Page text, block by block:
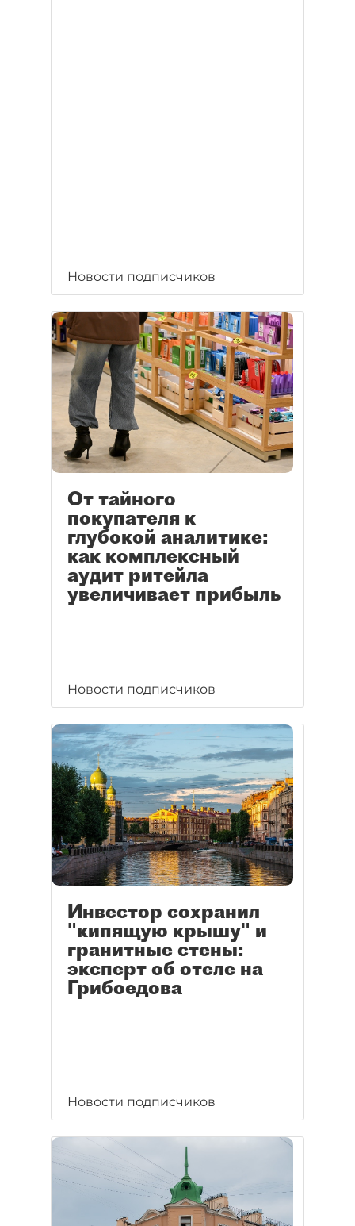
Новости подписчиков
От тайного
покупателя к
глубокой аналитике:
как комплексный
аудит ритейла
увеличивает прибыль
Новости подписчиков
Инвестор сохранил
"кипящую крышу" и
гранитные стены:
эксперт об отеле на
Грибоедова
Новости подписчиков